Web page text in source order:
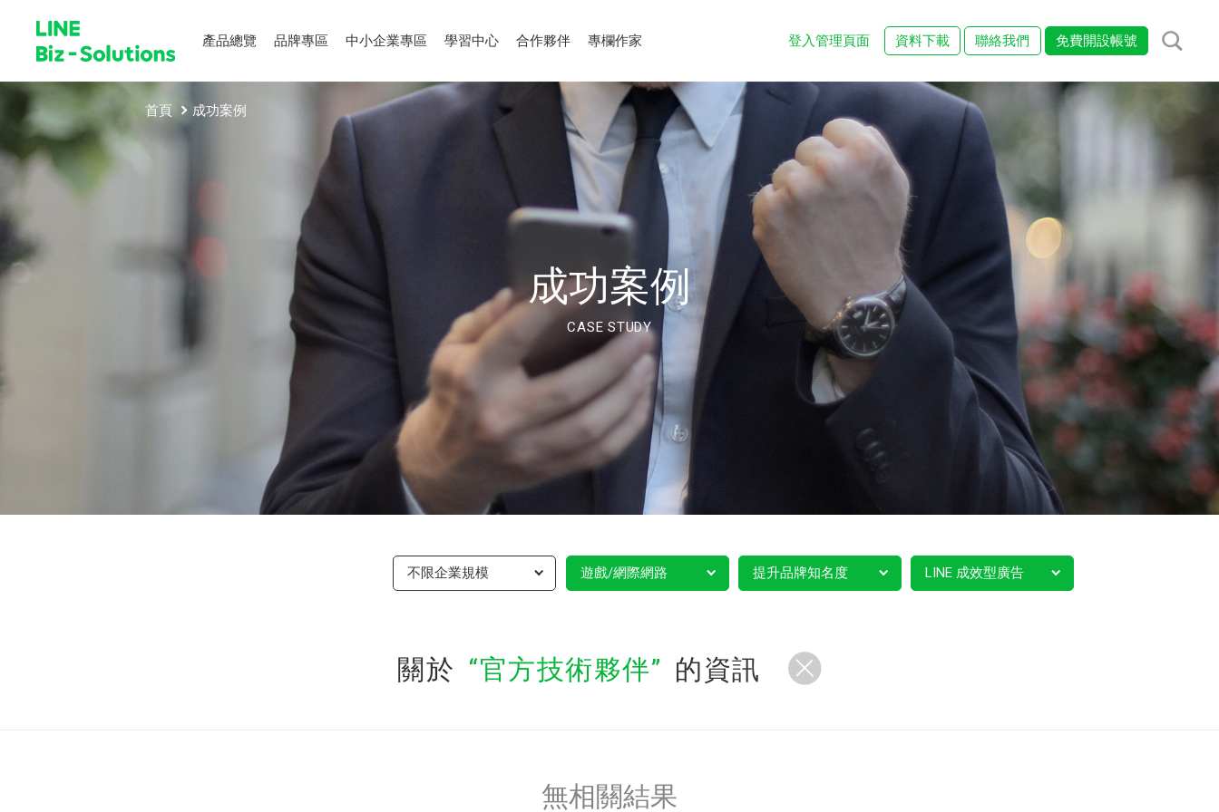
產品總覽 品牌專區 中小企業專區 學習中心 合作夥伴 專欄作家 登入管理頁面 資料下載 聯絡我們 免費開設帳號
首頁 成功案例
成功案例
CASE STUDY
不限企業規模 遊戲/網際網路 提升品牌知名度 LINE 成效型廣告
關於 官方技術夥伴 的資訊
無相關結果